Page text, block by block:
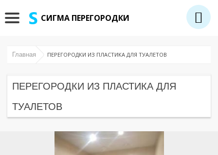
СИГМА ПЕРЕГОРОДКИ
Главная ПЕРЕГОРОДКИ ИЗ ПЛАСТИКА ДЛЯ ТУАЛЕТОВ
ПЕРЕГОРОДКИ ИЗ ПЛАСТИКА ДЛЯ
ТУАЛЕТОВ